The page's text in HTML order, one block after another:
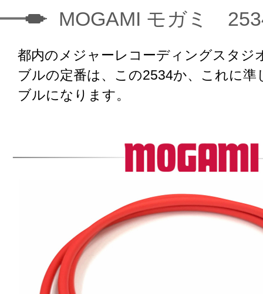
MOGAMI モガミ
都内のメジャーレコーディングスタジ
ブルの定番は、この2534か、これに準
ブルになります。